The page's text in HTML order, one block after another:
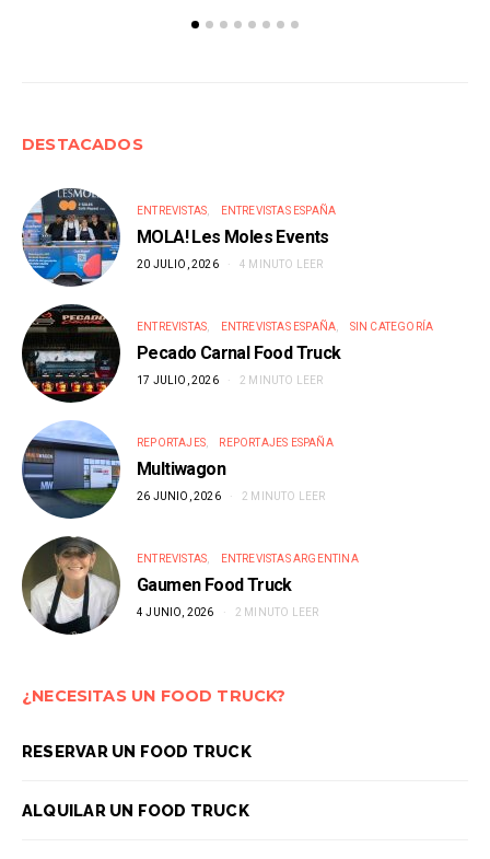
DESTACADOS
ENTREVISTAS ENTREVISTAS ESPAÑA
MOLA! Les Moles Events
20 JULIO, 2026 4 MINUTO LEER
ENTREVISTAS ENTREVISTAS ESPAÑA SIN CATEGORÍA
Pecado Carnal Food Truck
17 JULIO, 2026 2 MINUTO LEER
REPORTAJES REPORTAJES ESPAÑA
Multiwagon
26 JUNIO, 2026 2 MINUTO LEER
ENTREVISTAS ENTREVISTAS ARGENTINA
Gaumen Food Truck
4 JUNIO, 2026 2 MINUTO LEER
¿NECESITAS UN FOOD TRUCK?
RESERVAR UN FOOD TRUCK
ALQUILAR UN FOOD TRUCK